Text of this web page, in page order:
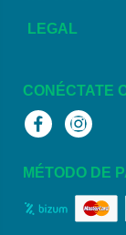
LEGAL
CONÉCTATE
FacebookInstagram
MÉTODO DE